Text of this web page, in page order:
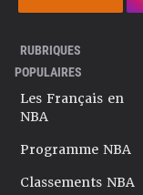
RUBRIQUES
POPULAIRES
Les Français en
NBA
Programme NBA
Classements NBA